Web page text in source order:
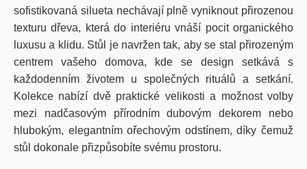
sofistikovaná silueta nechávají plně vyniknout přirozenou
texturu dřeva, která do interiéru vnáší pocit organického
luxusu a klidu. Stůl je navržen tak, aby se stal přirozeným
centrem vašeho domova, kde se design setkává s
každodenním životem u společných rituálů a setkání.
Kolekce nabízí dvě praktické velikosti a možnost volby
mezi nadčasovým přírodním dubovým dekorem nebo
hlubokým, elegantním ořechovým odstínem, díky čemuž
stůl dokonale přizpůsobíte svému prostoru.